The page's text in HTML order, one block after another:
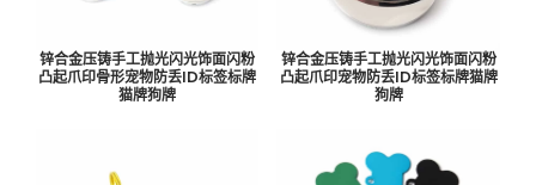
锌合金压铸手工抛光闪光饰面闪粉
凸起爪印骨形宠物防丢ID标签标牌
猫牌狗牌
锌合金压铸手工抛光闪光饰面闪粉
凸起爪印宠物防丢ID标签标牌猫牌
狗牌